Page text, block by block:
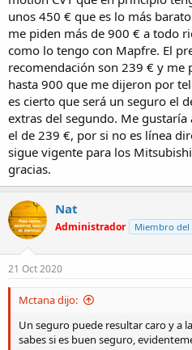
unos 450 € que es lo más
me piden más de 900 € a todo
como lo tengo con Mapfre. El
recomendación son 239 € y me
hasta 900 que me dijeron por
es cierto que será un seguro el
extras del segundo. Me
el de 239 €, por si no es línea
sigue vigente para los
gracias.
Nat
Administrador Miembro
21 Oct 2020
Mctana dijo:
Un seguro puede resultar caro y a
sabes si es buen seguro,